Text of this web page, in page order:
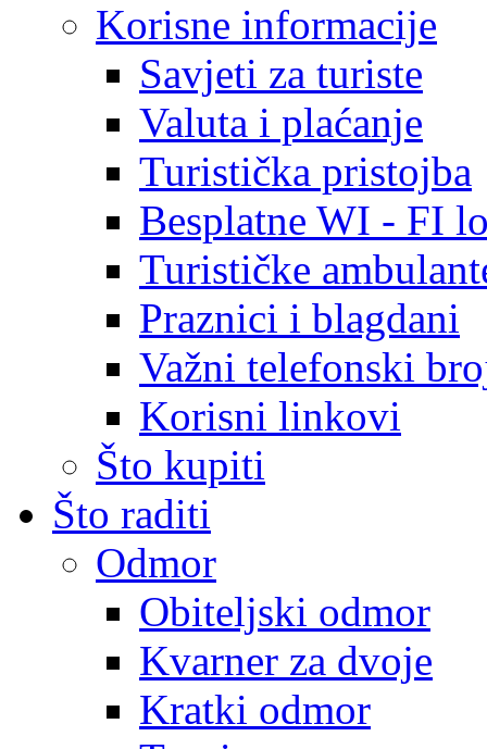
Korisne informacije
Savjeti za turiste
Valuta i plaćanje
Turistička pristojba
Besplatne WI - FI
Turističke
Praznici i blagdani
Važni telefonski
Korisni linkovi
Što kupiti
Što raditi
Odmor
Obiteljski odmor
Kvarner za dvoje
Kratki odmor